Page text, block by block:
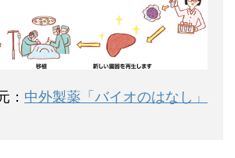
： 中外製薬「バイオのはなし」